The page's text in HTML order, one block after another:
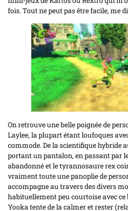
fois. Tout ne peut pas être facile, me
On retrouve une belle poignée de
Laylee, la plupart étant loufoques
commode. De la scientifique hybride
portant un pantalon, en passant par
abandonné et le tyrannosaure rex
vraiment toute une panoplie de
accompagne au travers des divers
habituellement peu courtoise avec
Yooka tente de la calmer et rester